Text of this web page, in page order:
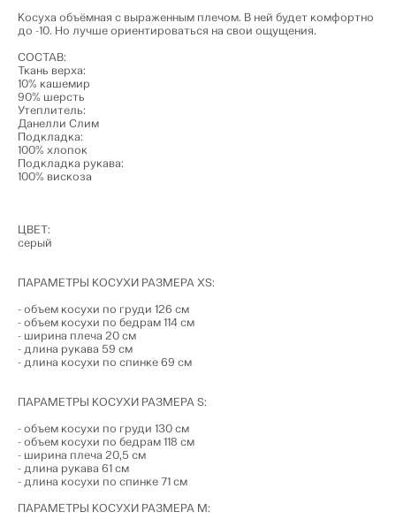
Косуха объёмная с выраженным плечом. В ней будет комфортно
до -10. Но лучше ориентироваться на свои ощущения.
СОСТАВ:
Ткань верха:
10% кашемир
90% шерсть
Утеплитель:
Данелли Слим
Подкладка:
100% хлопок
Подкладка рукава:
100% вискоза
ЦВЕТ:
серый
ПАРАМЕТРЫ КОСУХИ РАЗМЕРА XS:
- объем косухи по груди 126 см
- объем косухи по бедрам 114 см
- ширина плеча 20 см
- длина рукава 59 см
- длина косухи по спинке 69 см
ПАРАМЕТРЫ КОСУХИ РАЗМЕРА S:
- объем косухи по груди 130 см
- объем косухи по бедрам 118 см
- ширина плеча 20,5 см
- длина рукава 61 см
- длина косухи по спинке 71 см
ПАРАМЕТРЫ КОСУХИ РАЗМЕРА М: